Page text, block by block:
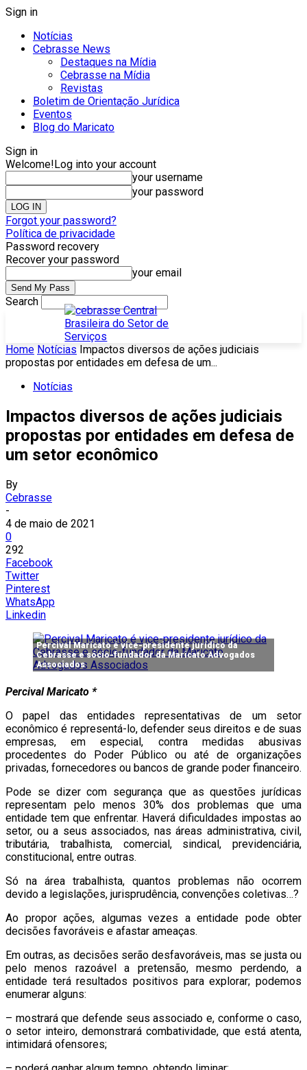
Sign in
Notícias
Cebrasse News
Destaques na Mídia
Cebrasse na Mídia
Revistas
Boletim de Orientação Jurídica
Eventos
Blog do Maricato
Sign in
Welcome!Log into your account
your username
your password
Forgot your password?
Política de privacidade
Password recovery
Recover your password
your email
Search
Home Notícias Impactos diversos de ações judiciais
propostas por entidades em defesa de um...
Notícias
Impactos diversos de ações judiciais
propostas por entidades em defesa de
um setor econômico
By
Cebrasse
-
4 de maio de 2021
0
292
Facebook
Twitter
Pinterest
WhatsApp
Linkedin
Percival Maricato é vice-presidente jurídico da
Cebrasse e sócio-fundador da Maricato Advogados
Associados
Percival Maricato *
O papel das entidades representativas de um setor
econômico é representá-lo, defender seus direitos e de suas
empresas, em especial, contra medidas abusivas
procedentes do Poder Público ou até de organizações
privadas, fornecedores ou bancos de grande poder financeiro.
Pode se dizer com segurança que as questões jurídicas
representam pelo menos 30% dos problemas que uma
entidade tem que enfrentar. Haverá dificuldades impostas ao
setor, ou a seus associados, nas áreas administrativa, civil,
tributária, trabalhista, comercial, sindical, previdenciária,
constitucional, entre outras.
Só na área trabalhista, quantos problemas não ocorrem
devido a legislações, jurisprudência, convenções coletivas…?
Ao propor ações, algumas vezes a entidade pode obter
decisões favoráveis e afastar ameaças.
Em outras, as decisões serão desfavoráveis, mas se justa ou
pelo menos razoável a pretensão, mesmo perdendo, a
entidade terá resultados positivos para explorar; podemos
enumerar alguns:
– mostrará que defende seus associado e, conforme o caso,
o setor inteiro, demonstrará combatividade, que está atenta,
intimidará ofensores;